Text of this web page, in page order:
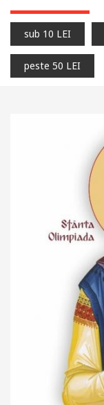
sub 10 LEI
peste 50 LEI